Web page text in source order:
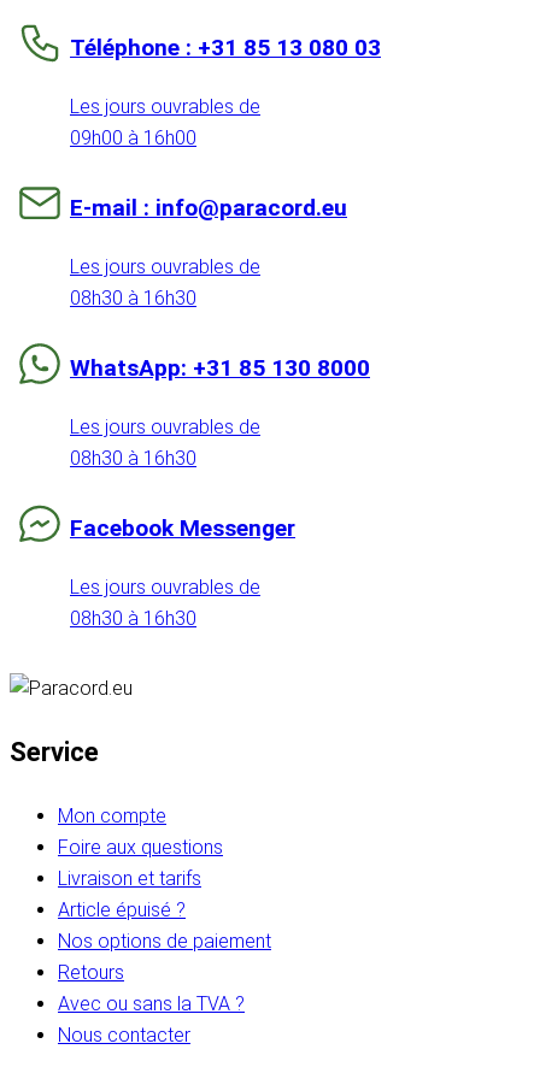
Téléphone : +31 85 13 080 03
Les jours ouvrables de
09h00 à 16h00
E-mail : info@paracord.eu
Les jours ouvrables de
08h30 à 16h30
WhatsApp: +31 85 130 8000
Les jours ouvrables de
08h30 à 16h30
Facebook Messenger
Les jours ouvrables de
08h30 à 16h30
Service
Mon compte
Foire aux questions
Livraison et tarifs
Article épuisé ?
Nos options de paiement
Retours
Avec ou sans la TVA ?
Nous contacter